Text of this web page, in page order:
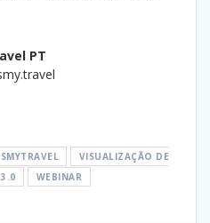
PT
SMYTRAVEL
VISUALIZAÇÃO DE
WEBINAR